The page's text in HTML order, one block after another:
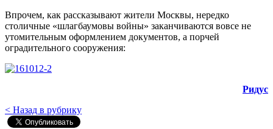
Впрочем, как рассказывают жители Москвы, нередко
столичные «шлагбаумовы войны» заканчиваются вовсе не
утомительным оформлением документов, а порчей
оградительного сооружения:
Ридус
< Назад в рубрику